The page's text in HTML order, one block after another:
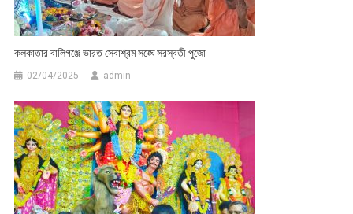
কলকাতার বালিগঞ্জে ভারত সেবাশ্রম সঙ্ঘে সরস্বতী পুজো
02/04/2025 admin